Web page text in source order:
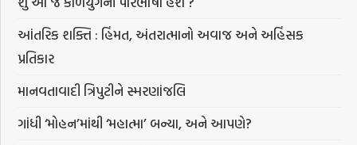
આંતરિક શક્તિ : હિંમત, અંતરાત્માનો અવાજ અને અહિંસક
પ્રતિકાર
માનવતાવાદી ત્રિપુટીને સ્મરણાંજલિ
ગાંધી ‘મોહન’માંથી ‘મહાત્મા’ બન્યા, અને આપણે?